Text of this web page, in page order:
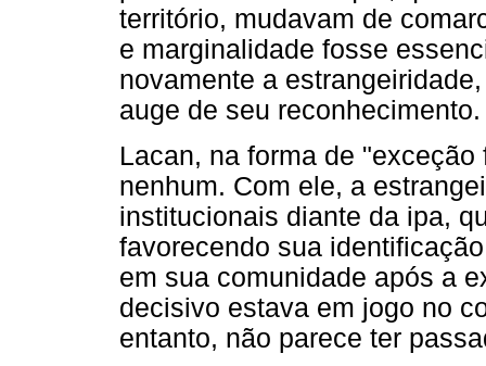
território, mudavam de
e marginalidade fosse
novamente a
auge de seu reconhecimento.
Lacan, na forma de
nenhum. Com ele, a
institucionais diante da ipa,
favorecendo sua
em sua comunidade após a
decisivo estava em jogo no
entanto, não parece ter